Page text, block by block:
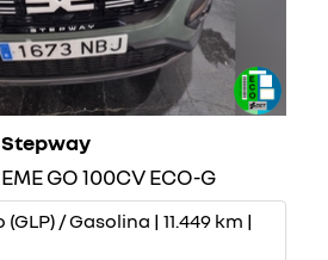
GO 100CV ECO-G
/ Gasolina | 11.449 km |